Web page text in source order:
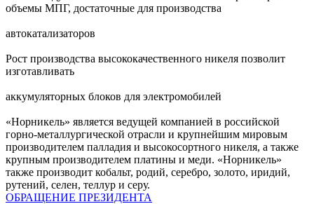
объемы МПГ, достаточные для производства
автокатализаторов
Рост производства высококачественного никеля позволит
изготавливать
аккумуляторных блоков для электромобилей
«Норникель» является ведущей компанией в российской
горно-металлургической отрасли и крупнейшим мировым
производителем палладия и высокосортного никеля, а также
крупным производителем платины и меди. «Норникель»
также производит кобальт, родий, серебро, золото, иридий,
рутений, селен, теллур и серу.
ОБРАЩЕНИЕ ПРЕЗИДЕНТА